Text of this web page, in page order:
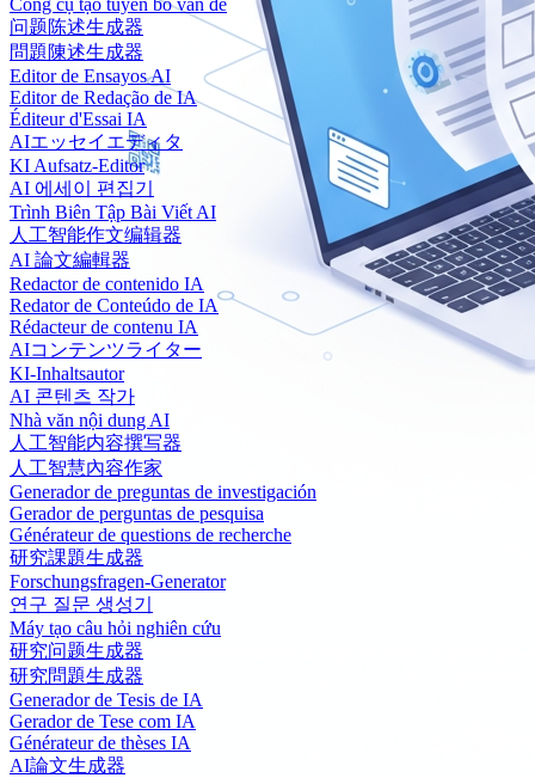
Công cụ tạo tuyên bố vấn đề
问题陈述生成器
問題陳述生成器
Editor de Ensayos AI
Editor de Redação de IA
Éditeur d'Essai IA
AIエッセイエディタ
KI Aufsatz-Editor
AI 에세이 편집기
Trình Biên Tập Bài Viết AI
人工智能作文编辑器
AI 論文編輯器
Redactor de contenido IA
Redator de Conteúdo de IA
Rédacteur de contenu IA
AIコンテンツライター
KI-Inhaltsautor
AI 콘텐츠 작가
Nhà văn nội dung AI
人工智能内容撰写器
人工智慧內容作家
Generador de preguntas de investigación
Gerador de perguntas de pesquisa
Générateur de questions de recherche
研究課題生成器
Forschungsfragen-Generator
연구 질문 생성기
Máy tạo câu hỏi nghiên cứu
研究问题生成器
研究問題生成器
Generador de Tesis de IA
Gerador de Tese com IA
Générateur de thèses IA
AI論文生成器